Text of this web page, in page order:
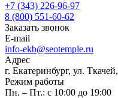
+7 (343) 226-96-97
8 (800) 551-60-62
Заказать звонок
E-mail
info-ekb@seotemple.ru
Адрес
г. Екатеринбург, ул.
Режим работы
Пн. – Пт.: с 10:00 до 19:00